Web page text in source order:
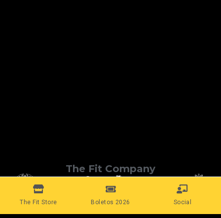
The Fit Company
Conecta con nosotros:
The Fit Store Boletos 2026 Social